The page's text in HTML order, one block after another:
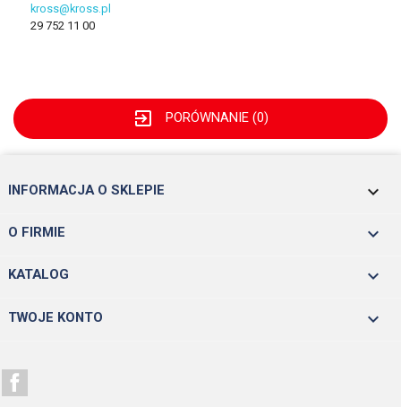
kross@kross.pl
29 752 11 00
exit_to_app PORÓWNANIE (0)
INFORMACJA O SKLEPIE keyboard_arrow_down
O FIRMIE 
KATALOG 
TWOJE KONTO 